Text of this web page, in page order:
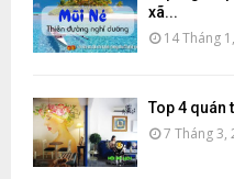
xã...
14 Tháng
Top 4 quán
7 Tháng 3,